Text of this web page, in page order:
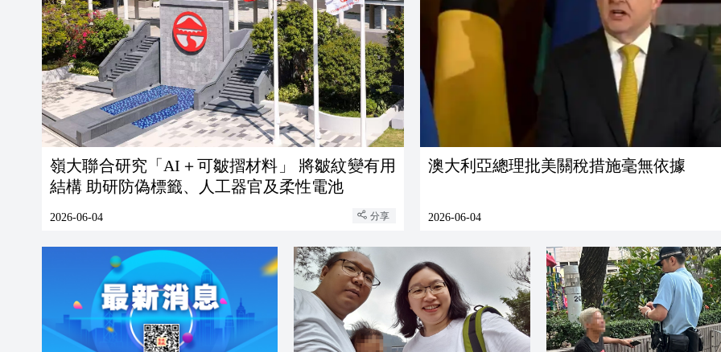
嶺大聯合研究「AI＋可皺摺材料」 將皺紋變有用
結構 助研防偽標籤、人工器官及柔性電池
2026-06-04 分享
澳大利亞總理批美關稅措施毫無依據
2026-06-04